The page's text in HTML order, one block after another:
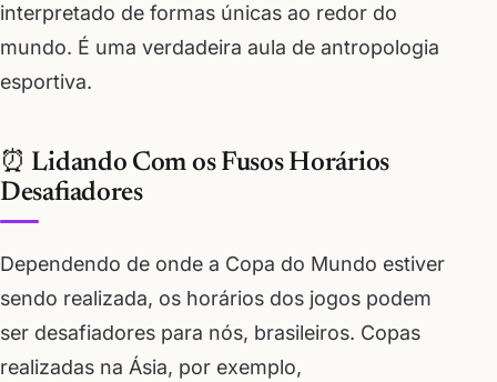
interpretado de formas únicas ao redor do
mundo. É uma verdadeira aula de antropologia
esportiva.
⏰ Lidando Com os Fusos Horários
Desafiadores
Dependendo de onde a Copa do Mundo estiver
sendo realizada, os horários dos jogos podem
ser desafiadores para nós, brasileiros. Copas
realizadas na Ásia, por exemplo,